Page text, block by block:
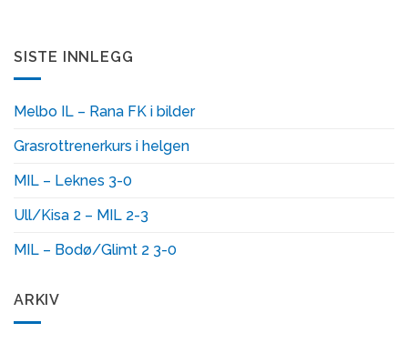
SISTE INNLEGG
Melbo IL – Rana FK i bilder
Grasrottrenerkurs i helgen
MIL – Leknes 3-0
Ull/Kisa 2 – MIL 2-3
MIL – Bodø/Glimt 2 3-0
ARKIV